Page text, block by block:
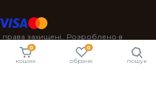
захищені.. Розроблено в
0
кошик
0
обране пошук